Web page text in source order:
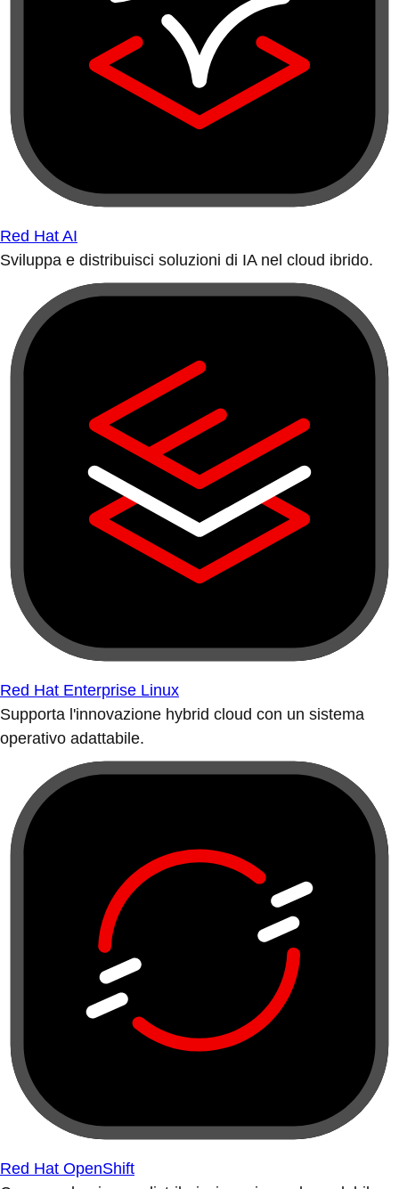
Red Hat AI
Sviluppa e distribuisci soluzioni di IA nel cloud ibrido.
Red Hat Enterprise Linux
Supporta l'innovazione hybrid cloud con un sistema
operativo adattabile.
Red Hat OpenShift